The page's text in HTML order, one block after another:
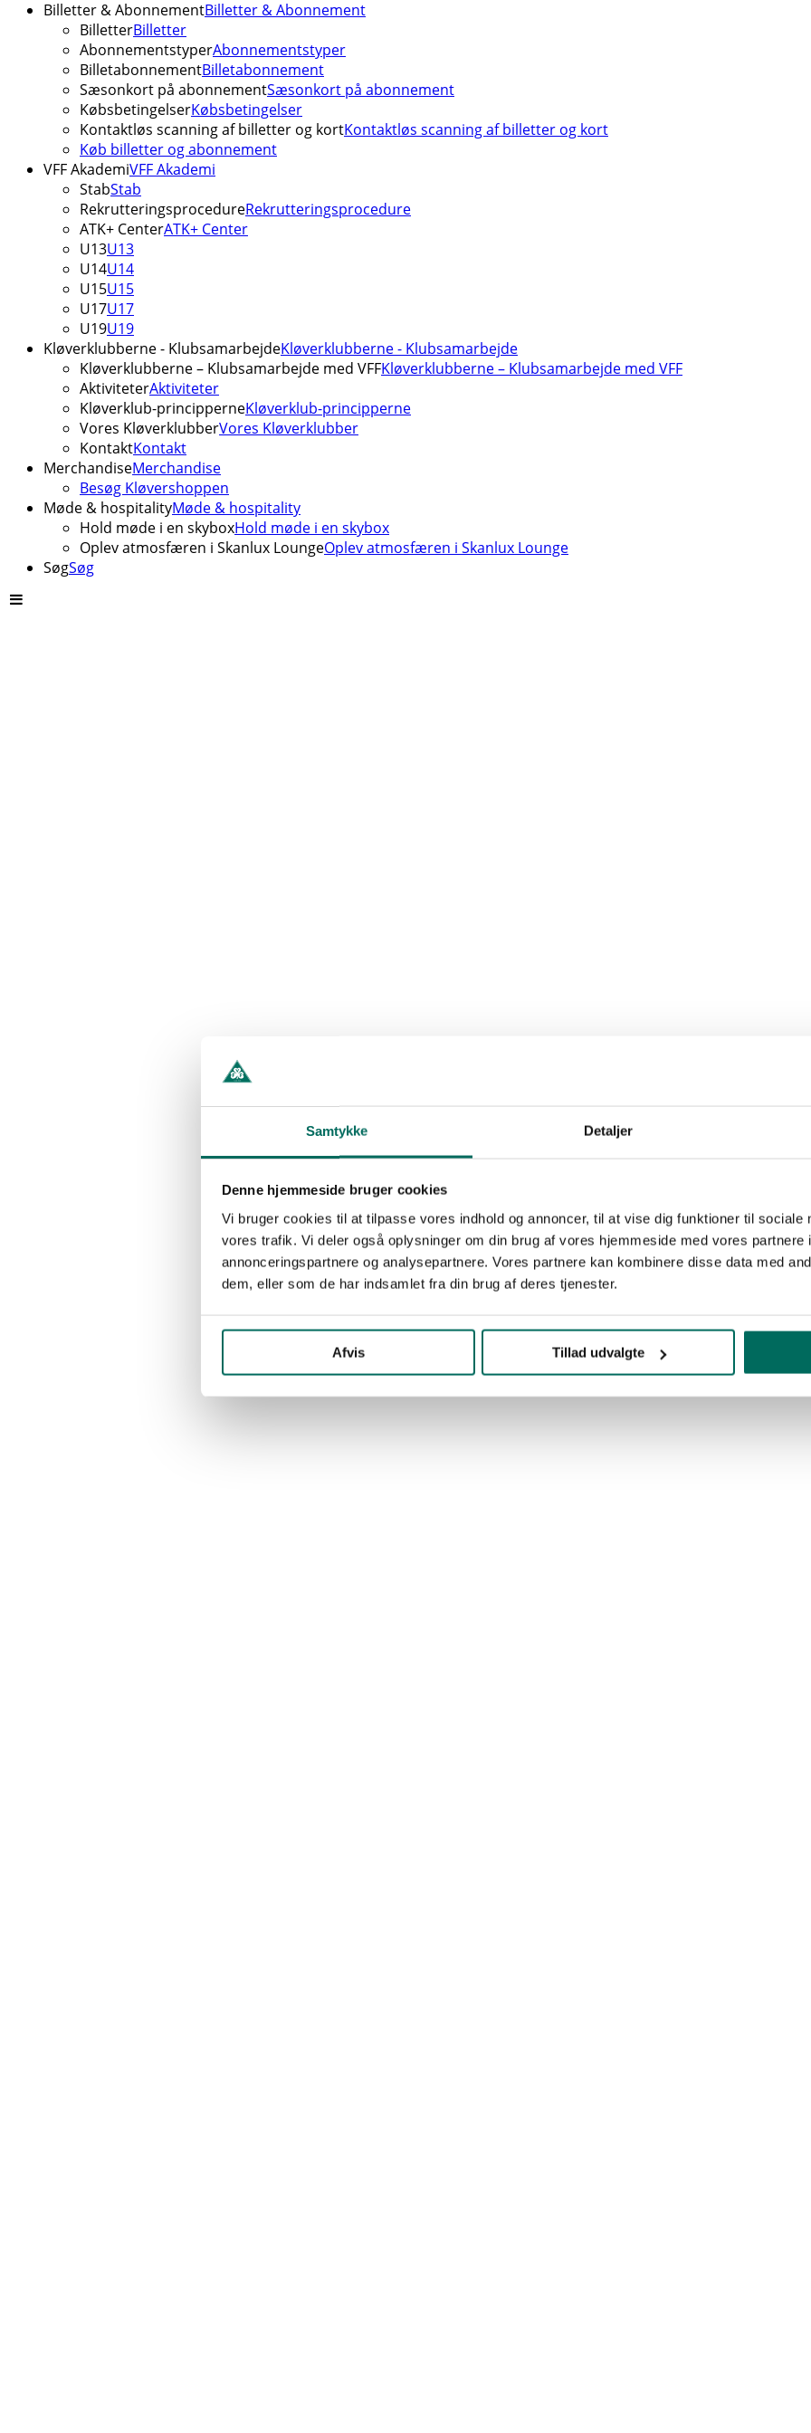
Samtykke Detaljer
Denne hjemmeside bruger cookies
Vi bruger cookies til at tilpasse vores indhold og annoncer, til at vise dig funktioner til sociale
vores trafik. Vi deler også oplysninger om din brug af vores hjemmeside med vores partnere
annonceringspartnere og analysepartnere. Vores partnere kan kombinere disse data med
dem, eller som de har indsamlet fra din brug af deres tjenester.
Afvis Tillad udvalgte
Billetter & AbonnementBilletter & Abonnement
BilletterBilletter
AbonnementstyperAbonnementstyper
BilletabonnementBilletabonnement
Sæsonkort på abonnementSæsonkort på abonnement
KøbsbetingelserKøbsbetingelser
Kontaktløs scanning af billetter og kortKontaktløs scanning af billetter og kort
Køb billetter og abonnement
VFF AkademiVFF Akademi
StabStab
RekrutteringsprocedureRekrutteringsprocedure
ATK+ CenterATK+ Center
U13U13
U14U14
U15U15
U17U17
U19U19
Kløverklubberne - KlubsamarbejdeKløverklubberne - Klubsamarbejde
Kløverklubberne – Klubsamarbejde med VFFKløverklubberne – Klubsamarbejde med VFF
AktiviteterAktiviteter
Kløverklub-principperneKløverklub-principperne
Vores KløverklubberVores Kløverklubber
KontaktKontakt
MerchandiseMerchandise
Besøg Kløvershoppen
Møde & hospitalityMøde & hospitality
Hold møde i en skyboxHold møde i en skybox
Oplev atmosfæren i Skanlux LoungeOplev atmosfæren i Skanlux Lounge
SøgSøg